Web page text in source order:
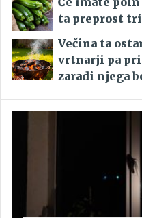
ta preprost
Večina ta
vrtnarji pa
zaradi njega